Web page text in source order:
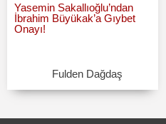
Yasemin Sakallıoğlu’ndan
İbrahim Büyükak’a Gıybet
Onayı!
Fulden Dağdaş